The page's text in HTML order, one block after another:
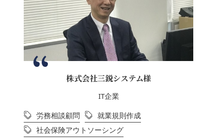
株式会社三鋭システム様
IT企業
労務相談顧問
就業規則作成
社会保険アウトソーシング